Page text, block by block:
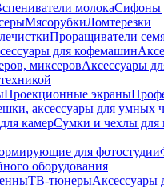
молокаСифоны
МясорубкиЛомтерезки
Проращиватели
для кофемашин
миксеровАксессуары
Проекционные экраны
аксессуары для умных
камерСумки и чехлы для
для фотостудии
оборудования
ТВ-тюнерыАксессуары